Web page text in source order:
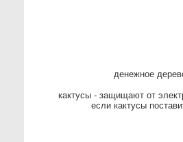
денежное
кактусы - защищают от
если кактусы